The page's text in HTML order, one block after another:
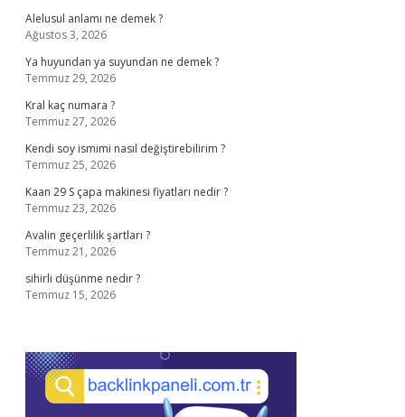
Alelusul anlamı ne demek ?
Ağustos 3, 2026
Ya huyundan ya suyundan ne demek ?
Temmuz 29, 2026
Kral kaç numara ?
Temmuz 27, 2026
Kendi soy ismimi nasıl değiştirebilirim ?
Temmuz 25, 2026
Kaan 29 S çapa makinesi fiyatları nedir ?
Temmuz 23, 2026
Avalin geçerlilik şartları ?
Temmuz 21, 2026
sihirli düşünme nedir ?
Temmuz 15, 2026